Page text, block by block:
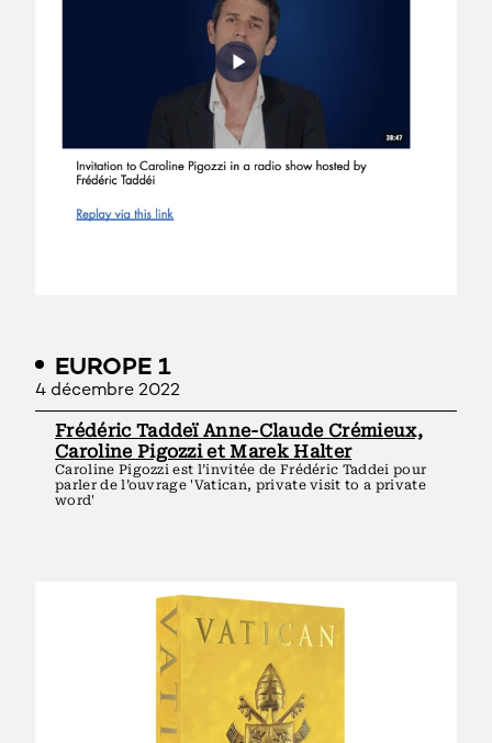
EUROPE 1
4 décembre 2022
Frédéric Taddeï Anne-Claude Crémieux,
Caroline Pigozzi et Marek Halter
Caroline Pigozzi est l’invitée de Frédéric Taddei pour
parler de l’ouvrage 'Vatican, private visit to a private
word'